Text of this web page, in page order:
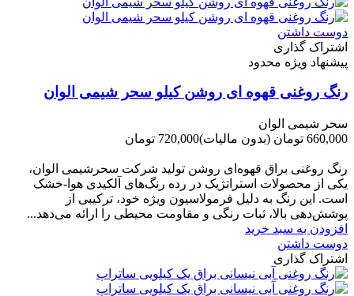
دوست داشتن
اشتراک گذاری
پیشنهاد ویژه محدود
رنگ روغنی قهوه ای روشن کیلو سحر شیمی الوان
سحر شیمی الوان
660,000 تومان
(بدون مالیات)720,000 تومان
رنگ روغنی براق قهوه‌ای روشن تولید شرکت سحرشیمی الوان،
یکی از محصولات استراتژیک در رده رنگ‌های آلکیدی هوا-خشک
است. این رنگ به دلیل فرمولاسیون ویژه خود، ترکیبی از
پوشش‌دهی بالا، ثبات رنگی و مقاومت محیطی را ارائه می‌دهد...
افزودن به سبد خرید
دوست داشتن
اشتراک گذاری